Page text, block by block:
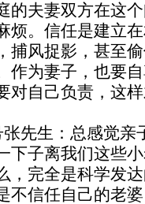
的夫妻双方在这
烦。信任是建立
捕风捉影，甚至
作为妻子，也要
对自己负责，这
生：总感觉亲
下子离我们这些
，完全是科学发
不信任自己的老